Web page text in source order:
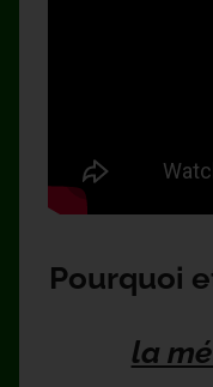
Pourquoi
la